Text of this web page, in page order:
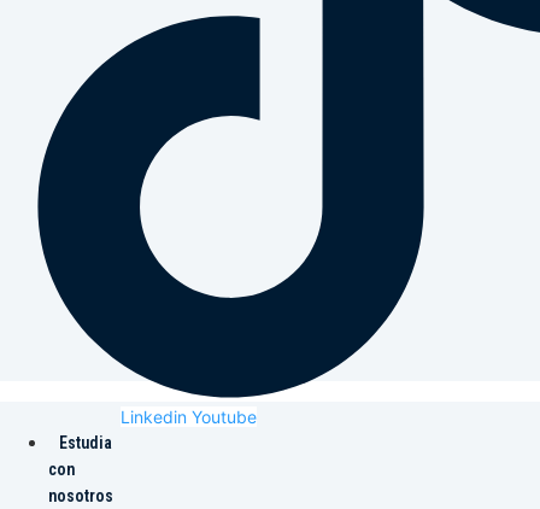
Linkedin Youtube
Estudia
con
nosotros